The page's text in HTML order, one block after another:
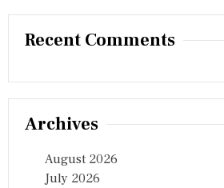
Recent Comments
Archives
August 2026
July 2026